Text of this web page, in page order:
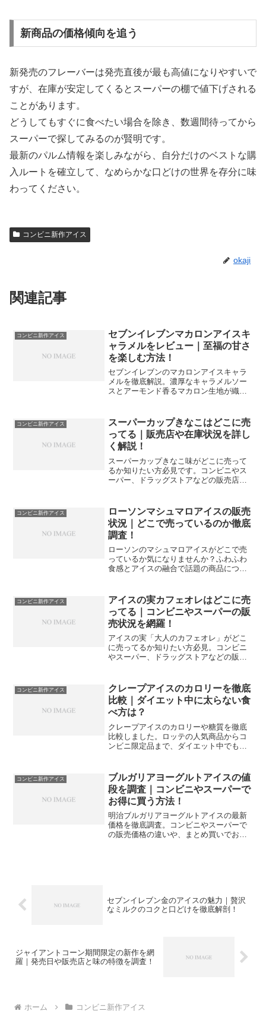
新商品の価格傾向を追う
新発売のフレーバーは発売直後が最も高値になりやすいで
すが、在庫が安定してくるとスーパーの棚で値下げされる
ことがあります。
どうしてもすぐに食べたい場合を除き、数週間待ってから
スーパーで探してみるのが賢明です。
最新のパルム情報を楽しみながら、自分だけのベストな購
入ルートを確立して、なめらかな口どけの世界を存分に味
わってください。
コンビニ新作アイス
okaji
関連記事
コンビニ新作アイス
セブンイレブンマカロンアイスキ
ャラメルをレビュー｜至福の甘さ
を楽しむ方法！
セブンイレブンのマカロンアイスキャラ
メルを徹底解説。濃厚なキャラメルソー
スとアーモンド香るマカロン生地が織り
の肉料理の後のデザートにも最適な、限
定アイスの魅力を余すことなくお届けし
ます。
コンビニ新作アイス
スーパーカップきなこはどこに売
ってる｜販売店や在庫状況を詳し
く解説！
スーパーカップきなこ味がどこに売って
るか知りたい方必見です。コンビニやス
ーパー、ドラッグストアなどの販売店舗
情報、実際に食べた方の口コミも紹介し
ますので、ぜひ最後までチェックして入
手してください。
コンビニ新作アイス
ローソンマシュマロアイスの販売
状況｜どこで売っているのか徹底
調査！
ローソンのマシュマロアイスがどこで売
っているか気になりませんか？ふわふわ
食感とアイスの融合で話題の商品につい
舗での見つけ方や代替品の提案まで網
羅。今すぐ詳細をチェックして至福のス
イーツ体験を楽しみましょう。
コンビニ新作アイス
アイスの実カフェオレはどこに売
ってる｜コンビニやスーパーの販
売状況を網羅！
アイスの実「大人のカフェオレ」がどこ
に売ってるか知りたい方必見。コンビニ
やスーパー、ドラッグストアなどの販売
解説します。この記事を読めば、お目当
てのカフェオレ味を効率よく手に入れる
方法が分かります！
コンビニ新作アイス
クレープアイスのカロリーを徹底
比較｜ダイエット中に太らない食
べ方は？
クレープアイスのカロリーや糖質を徹底
比較しました。ロッテの人気商品からコ
ンビニ限定品まで、ダイエット中でも太
楽しむための栄養成分知識を身につけ、
罪悪感なくアイスを堪能しましょう。
コンビニ新作アイス
ブルガリアヨーグルトアイスの値
段を調査｜コンビニやスーパーで
お得に買う方法！
明治ブルガリアヨーグルトアイスの最新
価格を徹底調査。コンビニやスーパーで
の販売価格の違いや、まとめ買いでお得
セブンイレブン金のアイスの魅力｜贅沢
なミルクのコクと口どけを徹底解剖！
ジャイアントコーン期間限定の新作を網
羅｜発売日や販売店と味の特徴を調査！
ホーム コンビニ新作アイス